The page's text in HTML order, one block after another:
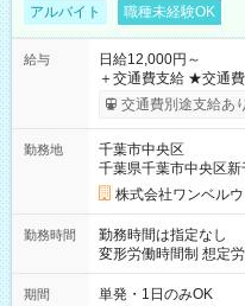
アルバイト 職種未経験OK
給与
日給12,000円～
＋交通費支給 ★交通費一部支給 ┗1日500円を超えた分は全額支
給！ ※往復500円以内の方
（規定あり） ┗働い
なし
交通費別途支給あり
勤務地
千葉市中央区
千葉県千葉市中央区新
株式会社ワンベル
勤務時間
勤務時間は指定なし
変形労働時間制 想定労働時間160
～22：00
期間 単発・1日のみOK